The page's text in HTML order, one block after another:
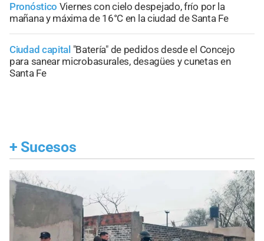
Pronóstico Viernes con cielo despejado, frío por la
mañana y máxima de 16°C en la ciudad de Santa Fe
Ciudad capital "Batería" de pedidos desde el Concejo
para sanear microbasurales, desagües y cunetas en
Santa Fe
+ Sucesos